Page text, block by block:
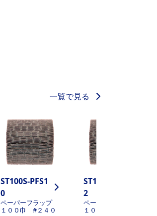
一覧で見る
ST100S-PFS1
0
ペーパーフラップ
１００巾 #２４０
ST100S-PFS1
2
ペーパーフラップ
１００巾 #４００